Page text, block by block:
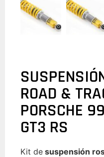
ROAD &
PORSCHE
GT3 RS
Kit de suspensión